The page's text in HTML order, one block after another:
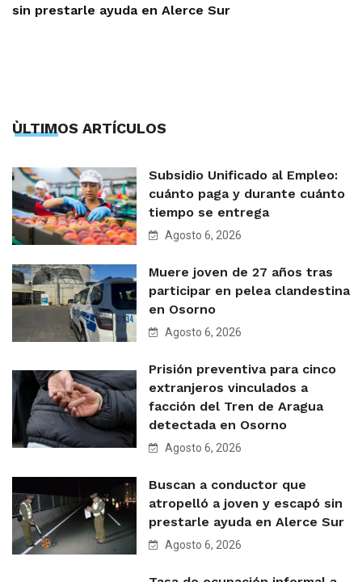
sin prestarle ayuda en Alerce Sur
ÙLTIMOS ARTÍCULOS
Subsidio Unificado al Empleo:
cuánto paga y durante cuánto
tiempo se entrega
Agosto 6, 2026
Muere joven de 27 años tras
participar en pelea clandestina
en Osorno
Agosto 6, 2026
Prisión preventiva para cinco
extranjeros vinculados a
facción del Tren de Aragua
detectada en Osorno
Agosto 6, 2026
Buscan a conductor que
atropelló a joven y escapó sin
prestarle ayuda en Alerce Sur
Agosto 6, 2026